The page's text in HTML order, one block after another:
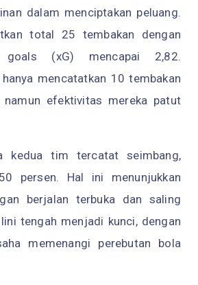
dalam menciptakan peluang.
total 25 tembakan dengan
goals (xG) mencapai 2,82.
mencatatkan 10 tembakan
namun efektivitas mereka patut
kedua tim tercatat seimbang,
persen. Hal ini menunjukkan
berjalan terbuka dan saling
tengah menjadi kunci, dengan
memenangi perebutan bola